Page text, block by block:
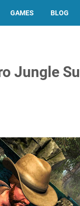
GAMES BLOG
Jungle